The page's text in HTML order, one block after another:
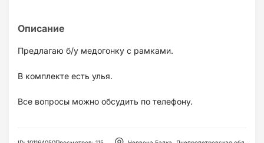
Предлагаю б/у медогонку с рамками.
В комплекте есть улья.
Все вопросы можно обсудить по телефону.